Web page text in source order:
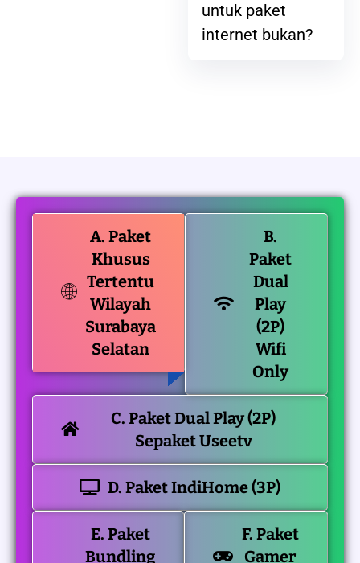
untuk paket
internet bukan?
A. Paket
Khusus
Tertentu
Wilayah
Surabaya
Selatan
B.
Paket
Dual
Play
(2P)
Wifi
Only
C. Paket Dual Play (2P)
Sepaket Useetv
D. Paket IndiHome (3P)
E. Paket
Bundling
F. Paket
Gamer